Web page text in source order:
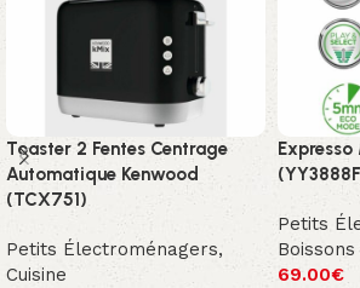
Toaster 2 Fentes Centrage
Automatique Kenwood
(TCX751)
Petits Électroménagers,
Cuisine
Expresso
Petits
69.00€